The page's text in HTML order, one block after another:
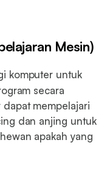
Mesin)
komputer untuk
secara
dapat mempelajari
dan anjing untuk
apakah yang